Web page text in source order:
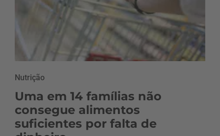
Nutrição
Uma em 14 famílias não
consegue alimentos
suficientes por falta de